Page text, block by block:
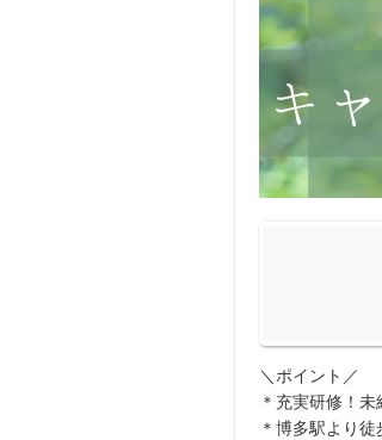
＼ポイント／
＊充実研修！
＊博多駅より